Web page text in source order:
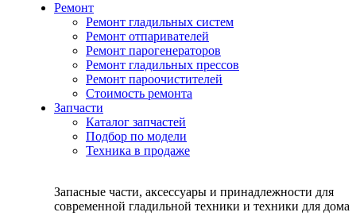
Ремонт
Ремонт гладильных систем
Ремонт отпаривателей
Ремонт парогенераторов
Ремонт гладильных прессов
Ремонт пароочистителей
Стоимость ремонта
Запчасти
Каталог запчастей
Подбор по модели
Техника в продаже
Запасные части, аксессуары и принадлежности для
современной гладильной техники и техники для дома